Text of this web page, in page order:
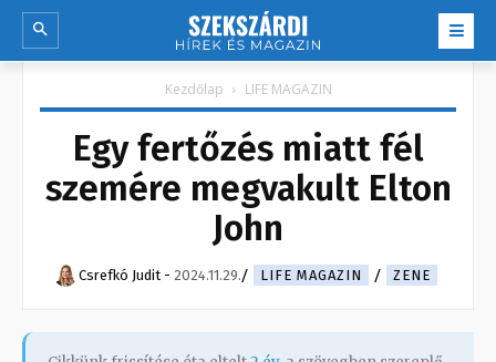
Kezdőlap LIFE MAGAZIN
Egy fertőzés miatt fél
szemére megvakult Elton
John
Csrefkó Judit - 2024.11.29. LIFE MAGAZIN ZENE